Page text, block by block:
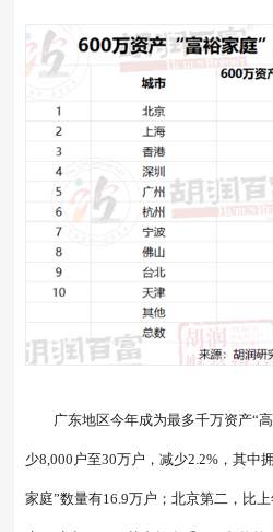
广东地区今年成为最多千万资产“
少8,000户至30万户，减少2.2%，其中
家庭”数量有16.9万户；北京第二，比